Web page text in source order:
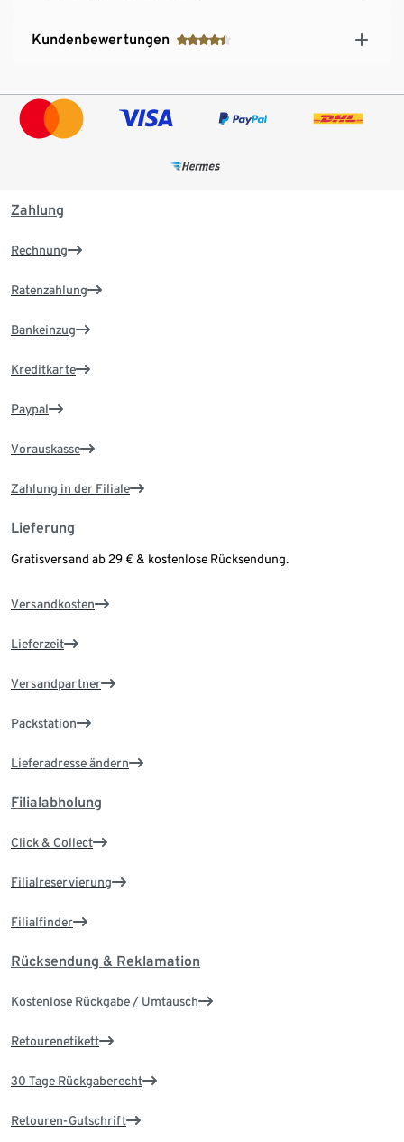
Kundenbewertungen
Zahlung
Rechnung
Ratenzahlung
Bankeinzug
Kreditkarte
Paypal
Vorauskasse
Zahlung in der Filiale
Lieferung
Gratisversand ab 29 € & kostenlose Rücksendung.
Versandkosten
Lieferzeit
Versandpartner
Packstation
Lieferadresse ändern
Filialabholung
Click & Collect
Filialreservierung
Filialfinder
Rücksendung & Reklamation
Kostenlose Rückgabe / Umtausch
Retourenetikett
30 Tage Rückgaberecht
Retouren-Gutschrift